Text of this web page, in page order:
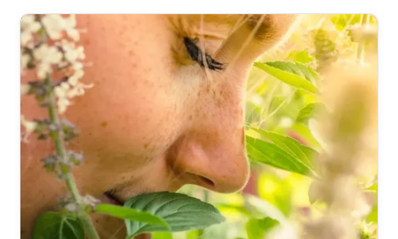
216.73.217.169 2026-08-06 04:49:41